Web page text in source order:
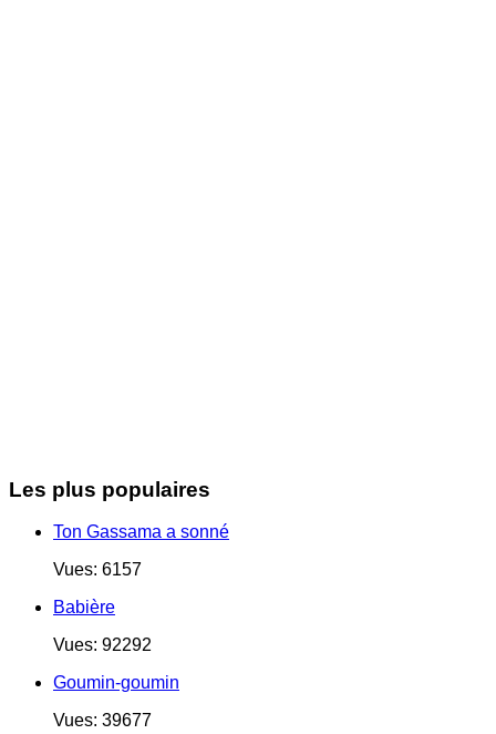
Les plus populaires
Ton Gassama a sonné
Vues: 6157
Babière
Vues: 92292
Goumin-goumin
Vues: 39677